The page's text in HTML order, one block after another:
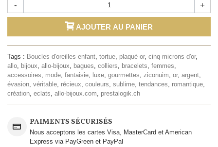
- +
AJOUTER AU PANIER
Tags : Boucles d'oreilles enfant tortue plaqué or, cinq microns d'or,
allo bijoux allo-bijoux bagues colliers bracelets femmes
accessoires
mode fantaisie luxe gourmettes ziconuim or, argent
évasion véritable récieux couleurs sublime tendances romantique
création eclats allo-bijoux.com prestalogik.ch
PAIMENTS SÉCURISÉS
Nous acceptons les cartes Visa, MasterCard et American
Express via PayGreen et PayPal